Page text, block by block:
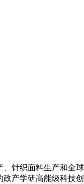
、针织面料生产和全球
产学研高能级科技创